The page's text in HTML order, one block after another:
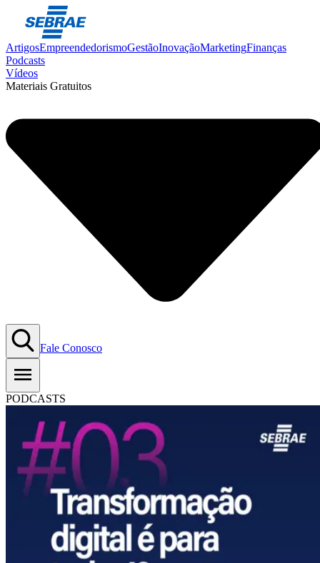
ArtigosEmpreendedorismoGestãoInovaçãoMarketingFinanças
Podcasts
Vídeos
Materiais Gratuitos
Fale Conosco
PODCASTS
#T01EP03: Transformação
digital é para todos!? &#8211;
Com Heloisa Menezes